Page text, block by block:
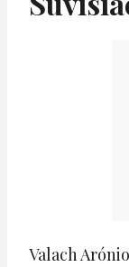
Valach